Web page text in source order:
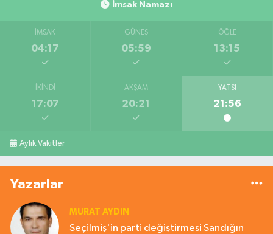
İmsak Namazı
İMSAK
04:17
GÜNEŞ
05:59
ÖĞLE
13:15
İKINDI
17:07
AKŞAM
20:21
YATSI
21:56
Aylık Vakitler
Yazarlar
MURAT AYDIN
Seçilmiş'in parti değiştirmesi Sandığın